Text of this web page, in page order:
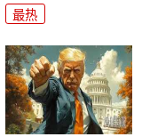
最热